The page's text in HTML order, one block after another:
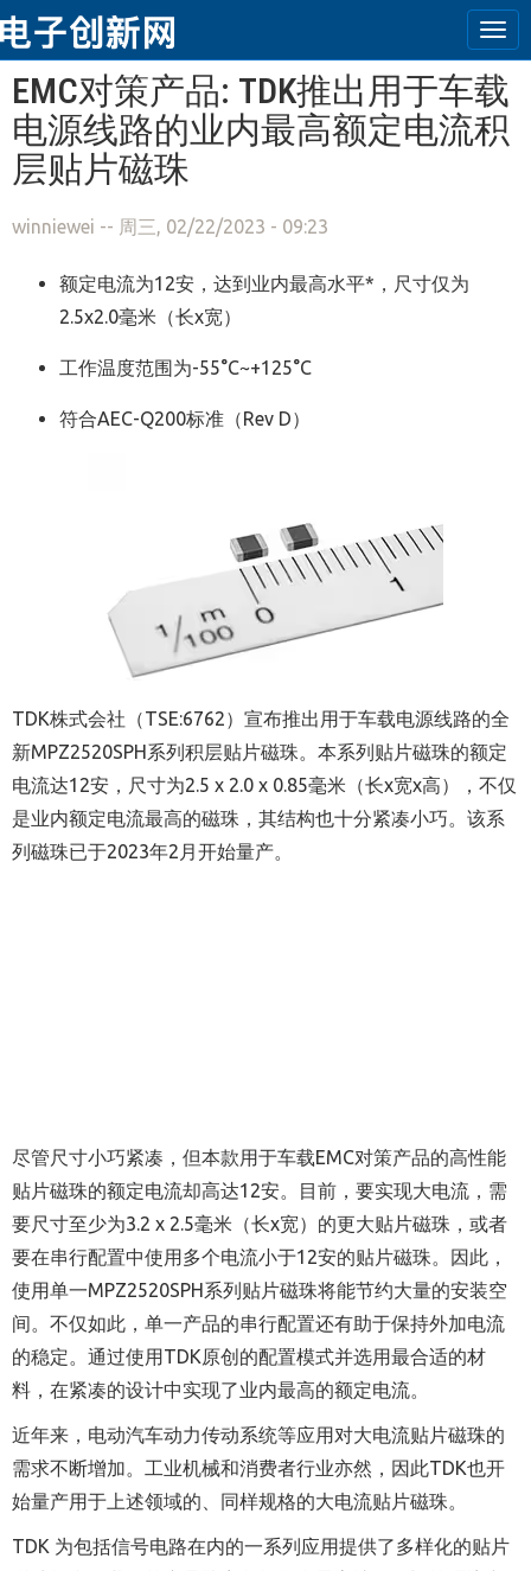
跳转到主要内容
EMC对策产品: TDK推出用于车载
电源线路的业内最高额定电流积
层贴片磁珠
winniewei -- 周三, 02/22/2023 - 09:23
额定电流为12安，达到业内最高水平*，尺寸仅为
2.5x2.0毫米（长x宽）
工作温度范围为-55°C~+125°C
符合AEC-Q200标准（Rev D）
TDK株式会社（TSE:6762）宣布推出用于车载电源线路的全
新MPZ2520SPH系列积层贴片磁珠。本系列贴片磁珠的额定
电流达12安，尺寸为2.5 x 2.0 x 0.85毫米（长x宽x高），不仅
是业内额定电流最高的磁珠，其结构也十分紧凑小巧。该系
列磁珠已于2023年2月开始量产。
尽管尺寸小巧紧凑，但本款用于车载EMC对策产品的高性能
贴片磁珠的额定电流却高达12安。目前，要实现大电流，需
要尺寸至少为3.2 x 2.5毫米（长x宽）的更大贴片磁珠，或者
要在串行配置中使用多个电流小于12安的贴片磁珠。因此，
使用单一MPZ2520SPH系列贴片磁珠将能节约大量的安装空
间。不仅如此，单一产品的串行配置还有助于保持外加电流
的稳定。通过使用TDK原创的配置模式并选用最合适的材
料，在紧凑的设计中实现了业内最高的额定电流。
近年来，电动汽车动力传动系统等应用对大电流贴片磁珠的
需求不断增加。工业机械和消费者行业亦然，因此TDK也开
始量产用于上述领域的、同样规格的大电流贴片磁珠。
TDK 为包括信号电路在内的一系列应用提供了多样化的贴片